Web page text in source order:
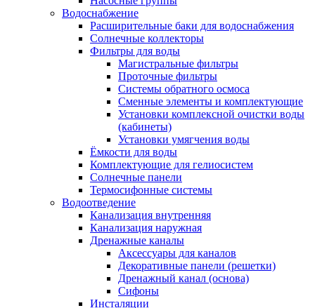
Водоснабжение
Расширительные баки для водоснабжения
Солнечные коллекторы
Фильтры для воды
Магистральные фильтры
Проточные фильтры
Системы обратного осмоса
Сменные элементы и комплектующие
Установки комплексной очистки воды
(кабинеты)
Установки умягчения воды
Ёмкости для воды
Комплектующие для гелиосистем
Солнечные панели
Термосифонные системы
Водоотведение
Канализация внутренняя
Канализация наружная
Дренажные каналы
Аксессуары для каналов
Декоративные панели (решетки)
Дренажный канал (основа)
Сифоны
Инсталяции